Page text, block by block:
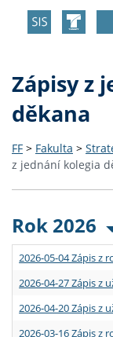
Zápisy z
děkana
FF > Fakulta >
z jednání kolegia
Rok 2026
2026-05-04 Zápis z
2026-04-27 Zápis z
2026-04-20 Zápis z
2026-03-16 Zápis z